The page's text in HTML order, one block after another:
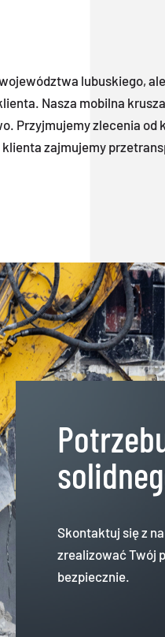
lubuskiego,
Nasza mobilna
Przyjmujemy zlecenia
zajmujemy
Skontaktuj się z
zrealizować Twój
bezpiecznie.